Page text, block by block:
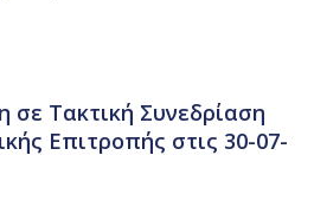
σε Τακτική Συνεδρίαση
Επιτροπής στις 30-07-